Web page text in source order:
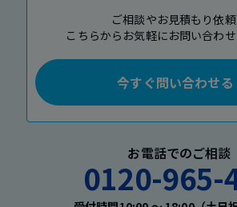
ご相談やお見積もり依
こちらからお気軽にお問い合わせ
今すぐ問い合わせる
お電話でのご相談
0120-965-